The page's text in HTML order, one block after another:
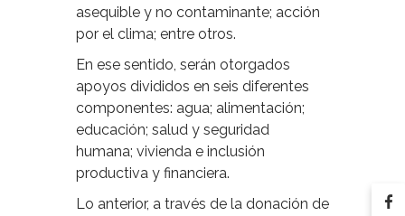
asequible y no contaminante; acción
por el clima; entre otros.
En ese sentido, serán otorgados
apoyos divididos en seis diferentes
componentes: agua; alimentación;
educación; salud y seguridad
humana; vivienda e inclusión
productiva y financiera.
Lo anterior, a través de la donación de